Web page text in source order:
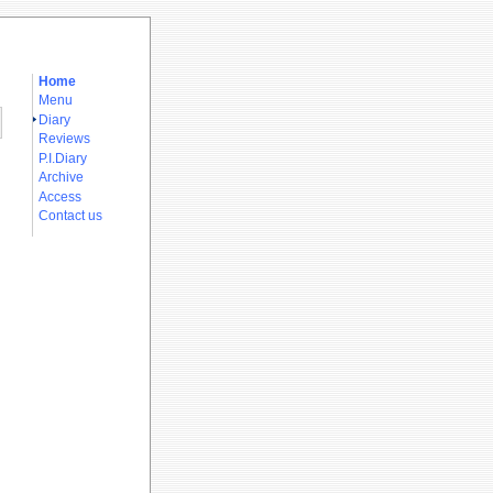
Home
Menu
Diary
Reviews
P.I.Diary
Archive
Access
Contact us